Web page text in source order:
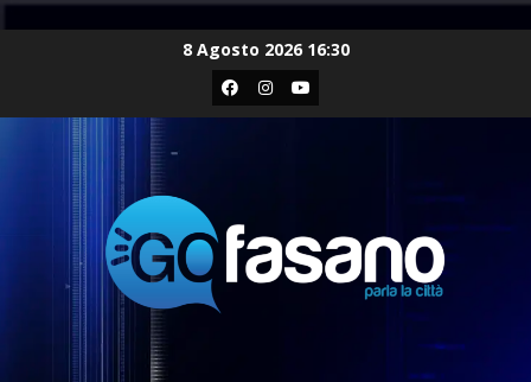
8 Agosto 2026 16:30
Facebook
Instagram
Youtube